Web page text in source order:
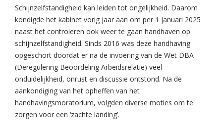
Schijnzelfstandigheid kan leiden tot ongelijkheid. Daarom
kondigde het kabinet vorig jaar aan om per 1 januari 2025
naast het controleren ook weer te gaan handhaven op
schijnzelfstandigheid. Sinds 2016 was deze handhaving
opgeschort doordat er na de invoering van de Wet DBA
(Deregulering Beoordeling Arbeidsrelatie) veel
onduidelijkheid, onrust en discussie ontstond. Na de
aankondiging van het opheffen van het
handhavingsmoratorium, volgden diverse moties om te
zorgen voor een ‘zachte landing’.